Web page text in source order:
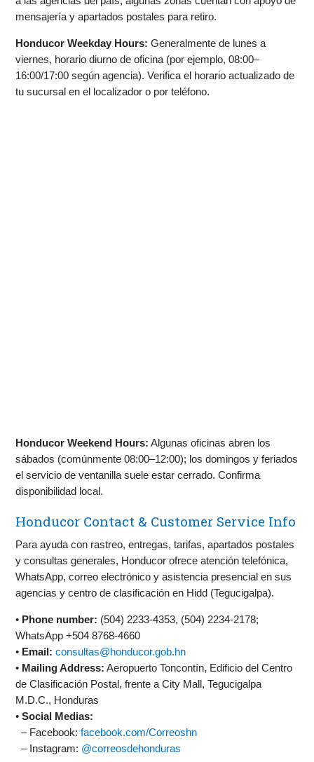
mensajería y apartados postales para retiro.
Honducor Weekday Hours: Generalmente de lunes a
viernes, horario diurno de oficina (por ejemplo, 08:00–
16:00/17:00 según agencia). Verifica el horario actualizado de
tu sucursal en el localizador o por teléfono.
Honducor Weekend Hours: Algunas oficinas abren los
sábados (comúnmente 08:00–12:00); los domingos y feriados
el servicio de ventanilla suele estar cerrado. Confirma
disponibilidad local.
Honducor Contact & Customer Service Info
Para ayuda con rastreo, entregas, tarifas, apartados postales
y consultas generales, Honducor ofrece atención telefónica,
WhatsApp, correo electrónico y asistencia presencial en sus
agencias y centro de clasificación en Hidd (Tegucigalpa).
• Phone number: (504) 2233-4353, (504) 2234-2178;
WhatsApp +504 8768-4660
• Email: consultas@honducor.gob.hn
• Mailing Address: Aeropuerto Toncontín, Edificio del Centro
de Clasificación Postal, frente a City Mall, Tegucigalpa
M.D.C., Honduras
•Social Medias:
– Facebook:facebook.com/Correoshn
– Instagram: @correosdehonduras